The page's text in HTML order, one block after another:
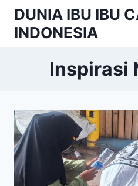
Skip
content
DUNIA IBU IBU
INDONESIA
Inspirasi